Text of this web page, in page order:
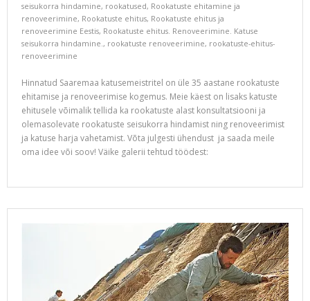
seisukorra hindamine, rookatused, Rookatuste ehitamine ja
renoveerimine, Rookatuste ehitus, Rookatuste ehitus ja
renoveerimine Eestis, Rookatuste ehitus. Renoveerimine. Katuse
seisukorra hindamine., rookatuste renoveerimine, rookatuste-ehitus-
renoveerimine
Hinnatud Saaremaa katusemeistritel on üle 35 aastane rookatuste
ehitamise ja renoveerimise kogemus. Meie käest on lisaks katuste
ehitusele võimalik tellida ka rookatuste alast konsultatsiooni ja
olemasolevate rookatuste seisukorra hindamist ning renoveerimist
ja katuse harja vahetamist. Võta julgesti ühendust ja saada meile
oma idee või soov! Väike galerii tehtud töödest: